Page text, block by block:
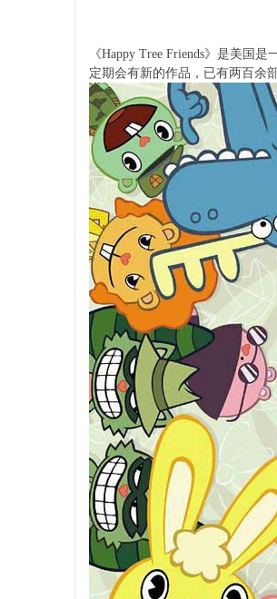
《Happy Tree Friends》是美国
定期会有新的作品，已有两百余